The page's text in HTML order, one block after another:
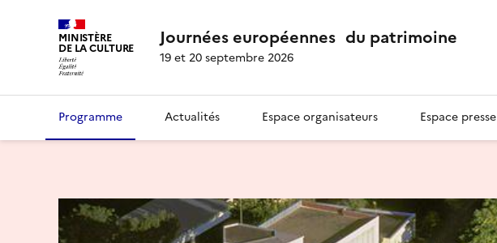
MINISTÈRE
DE LA CULTURE Journées européennes du patrimoine
19 et 20 septembre 2026
Programme Actualités Espace organisateurs Espace presse